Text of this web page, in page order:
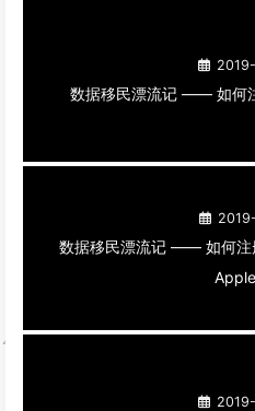
数据移民漂流记 —— 如何
数据移民漂流记 —— 如何注